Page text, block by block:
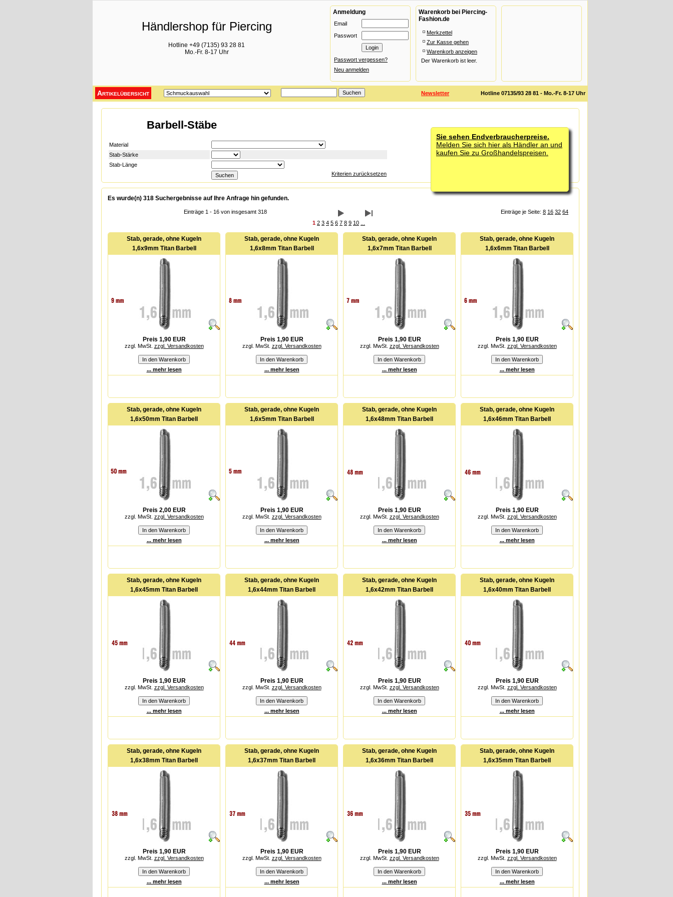
Händlershop für Piercing
Hotline +49 (7135) 93 28 81
Mo.-Fr. 8-17 Uhr
Warenkorb bei Piercing-
Fashion.de
Merkzettel
Zur Kasse gehen
Warenkorb anzeigen
Der Warenkorb ist leer.
Anmeldung
Email
Passwort
Passwort vergessen?
Neu anmelden
Sie sehen Endverbraucherpreise.
Melden Sie sich hier als Händler an und
kaufen Sie zu Großhandelspreisen.
Artikelübersicht Newsletter Hotline 07135/93 28 81 - Mo.-Fr. 8-17 Uhr
Barbell-Stäbe
Material
Stab-Stärke
Stab-Länge
Kriterien zurücksetzen
Es wurde(n) 318 Suchergebnisse auf Ihre Anfrage hin gefunden.
Einträge 1 - 16 von insgesamt 318 Einträge je Seite: 8 16 32 64
1 2 3 4 5 6 7 8 9 10
Stab, gerade, ohne Kugeln
1,6x9mm Titan Barbell
Preis 1,90 EUR
zzgl. MwSt. zzgl. Versandkosten
... mehr lesen
Stab, gerade, ohne Kugeln
1,6x8mm Titan Barbell
Preis 1,90 EUR
zzgl. MwSt. zzgl. Versandkosten
... mehr lesen
Stab, gerade, ohne Kugeln
1,6x7mm Titan Barbell
Preis 1,90 EUR
zzgl. MwSt. zzgl. Versandkosten
... mehr lesen
Stab, gerade, ohne Kugeln
1,6x6mm Titan Barbell
Preis 1,90 EUR
zzgl. MwSt. zzgl. Versandkosten
... mehr lesen
Stab, gerade, ohne Kugeln
1,6x50mm Titan Barbell
Preis 2,00 EUR
zzgl. MwSt. zzgl. Versandkosten
... mehr lesen
Stab, gerade, ohne Kugeln
1,6x5mm Titan Barbell
Preis 1,90 EUR
zzgl. MwSt. zzgl. Versandkosten
... mehr lesen
Stab, gerade, ohne Kugeln
1,6x48mm Titan Barbell
Preis 1,90 EUR
zzgl. MwSt. zzgl. Versandkosten
... mehr lesen
Stab, gerade, ohne Kugeln
1,6x46mm Titan Barbell
Preis 1,90 EUR
zzgl. MwSt. zzgl. Versandkosten
... mehr lesen
Stab, gerade, ohne Kugeln
1,6x45mm Titan Barbell
Preis 1,90 EUR
zzgl. MwSt. zzgl. Versandkosten
... mehr lesen
Stab, gerade, ohne Kugeln
1,6x44mm Titan Barbell
Preis 1,90 EUR
zzgl. MwSt. zzgl. Versandkosten
... mehr lesen
Stab, gerade, ohne Kugeln
1,6x42mm Titan Barbell
Preis 1,90 EUR
zzgl. MwSt. zzgl. Versandkosten
... mehr lesen
Stab, gerade, ohne Kugeln
1,6x40mm Titan Barbell
Preis 1,90 EUR
zzgl. MwSt. zzgl. Versandkosten
... mehr lesen
Stab, gerade, ohne Kugeln
1,6x38mm Titan Barbell
Preis 1,90 EUR
zzgl. MwSt. zzgl. Versandkosten
... mehr lesen
Stab, gerade, ohne Kugeln
1,6x37mm Titan Barbell
Preis 1,90 EUR
zzgl. MwSt. zzgl. Versandkosten
... mehr lesen
Stab, gerade, ohne Kugeln
1,6x36mm Titan Barbell
Preis 1,90 EUR
zzgl. MwSt. zzgl. Versandkosten
... mehr lesen
Stab, gerade, ohne Kugeln
1,6x35mm Titan Barbell
Preis 1,90 EUR
zzgl. MwSt. zzgl. Versandkosten
... mehr lesen